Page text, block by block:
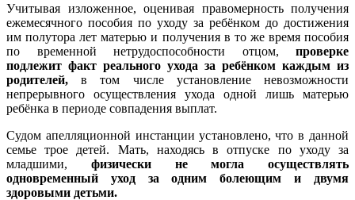
Учитывая изложенное, оценивая правомерность получения
ежемесячного пособия по уходу за ребёнком до достижения
им полутора лет матерью и получения в то же время пособия
по временной нетрудоспособности отцом, проверке
подлежит факт реального ухода за ребёнком каждым из
родителей, в том числе установление невозможности
непрерывного осуществления ухода одной лишь матерью
ребёнка в периоде совпадения выплат.
Судом апелляционной инстанции установлено, что в данной
семье трое детей. Мать, находясь в отпуске по уходу за
младшими, физически не могла осуществлять
одновременный уход за одним болеющим и двумя
здоровыми детьми.